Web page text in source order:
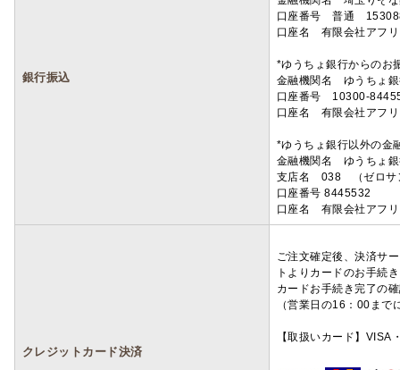
銀行振込
口座番号 普通
口座名 有限会社アフ
*ゆうちょ銀行からのお
金融機関名 ゆうちょ
口座番号 10300-
口座名 有限会社アフ
*ゆうちょ銀行以外の金
金融機関名 ゆうちょ
支店名 038 （ゼロサ
口座番号 8445532
口座名 有限会社アフ
クレジットカード決済
ご注文確定後、決済サ
トよりカードのお手続
カードお手続き完了の
（営業日の16：00ま
【取扱いカード】